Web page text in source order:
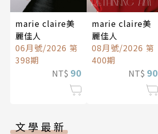
marie claire美
麗佳人
06月號/2026 第
398期
NT$ 90
marie claire美
麗佳人
08月號/2026 第
400期
NT$ 90
文學最新